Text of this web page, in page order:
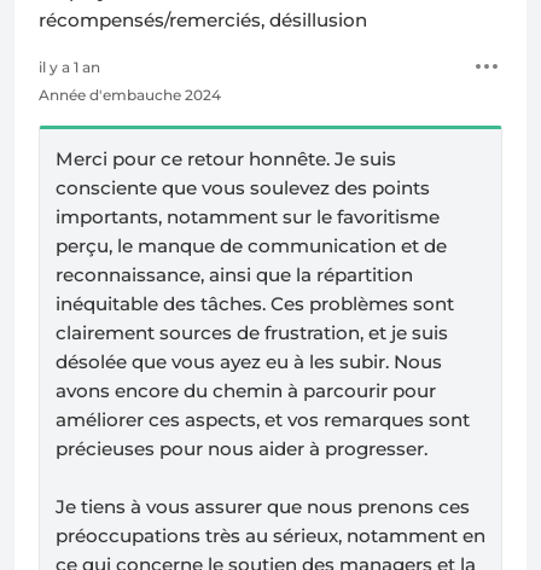
récompensés/remerciés, désillusion
il y a 1 an
Année d'embauche 2024
Merci pour ce retour honnête. Je suis
consciente que vous soulevez des points
importants, notamment sur le favoritisme
perçu, le manque de communication et de
reconnaissance, ainsi que la répartition
inéquitable des tâches. Ces problèmes sont
clairement sources de frustration, et je suis
désolée que vous ayez eu à les subir. Nous
avons encore du chemin à parcourir pour
améliorer ces aspects, et vos remarques sont
précieuses pour nous aider à progresser.
Je tiens à vous assurer que nous prenons ces
préoccupations très au sérieux, notamment en
ce qui concerne le soutien des managers et la